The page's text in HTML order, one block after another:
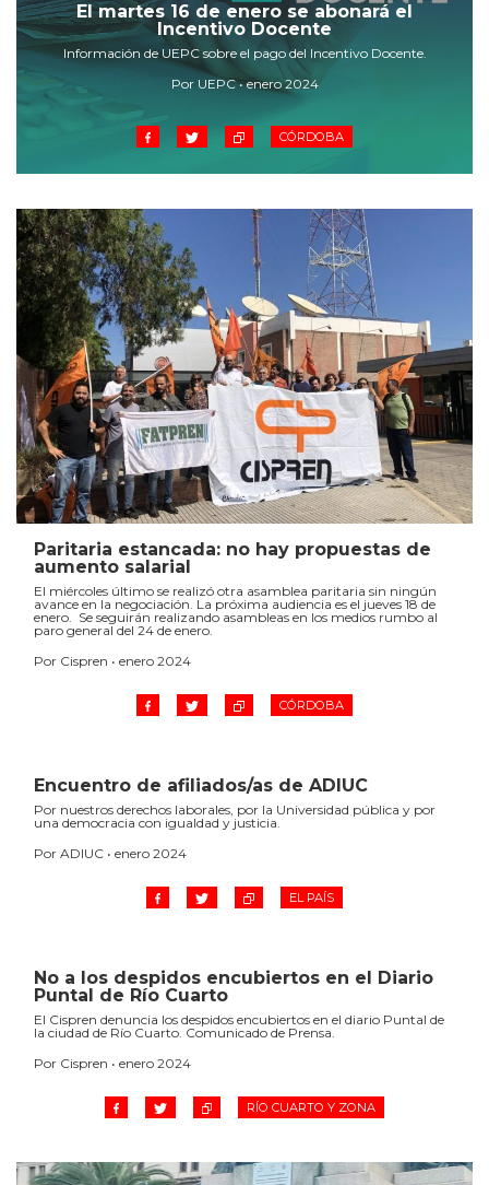
El martes 16 de enero se abonará el
Incentivo Docente
Información de UEPC sobre el pago del Incentivo Docente.
Por UEPC • enero 2024
CÓRDOBA
Paritaria estancada: no hay propuestas de
aumento salarial
El miércoles último se realizó otra asamblea paritaria sin ningún
avance en la negociación. La próxima audiencia es el jueves 18 de
enero. Se seguirán realizando asambleas en los medios rumbo al
paro general del 24 de enero.
Por Cispren • enero 2024
CÓRDOBA
Encuentro de afiliados/as de ADIUC
Por nuestros derechos laborales, por la Universidad pública y por
una democracia con igualdad y justicia.
Por ADIUC • enero 2024
EL PAÍS
No a los despidos encubiertos en el Diario
Puntal de Río Cuarto
El Cispren denuncia los despidos encubiertos en el diario Puntal de
la ciudad de Río Cuarto. Comunicado de Prensa.
Por Cispren • enero 2024
RÍO CUARTO Y ZONA